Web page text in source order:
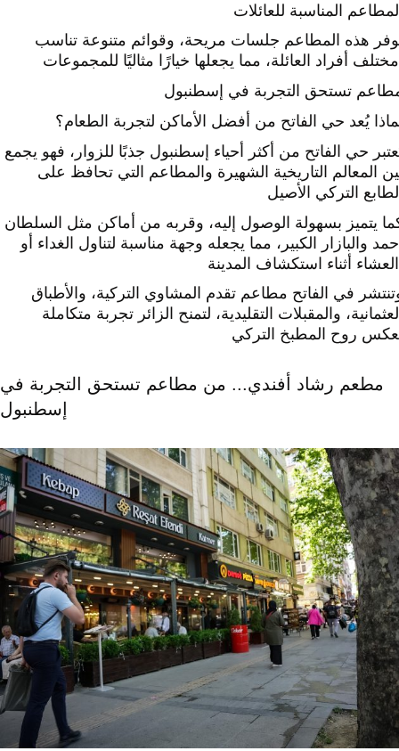
المناسبة للعائلات
هذه المطاعم جلسات مريحة، وقوائم متنوعة تناسب
تستحق التجربة في إسطنبول
يُعد حي الفاتح من أفضل الأماكن لتجربة الطعام؟
حي الفاتح من أكثر أحياء إسطنبول جذبًا للزوار، فهو يجمع
المعالم التاريخية الشهيرة والمطاعم التي تحافظ على
التركي الأصيل
يتميز بسهولة الوصول إليه، وقربه من أماكن مثل السلطان
والبازار الكبير، مما يجعله وجهة مناسبة لتناول الغداء أو
في الفاتح مطاعم تقدم المشاوي التركية، والأطباق
والمقبلات التقليدية، لتمنح الزائر تجربة متكاملة
روح المطبخ التركي
مطعم رشاد أفندي... من مطاعم تستحق التجربة في
إسطنبول